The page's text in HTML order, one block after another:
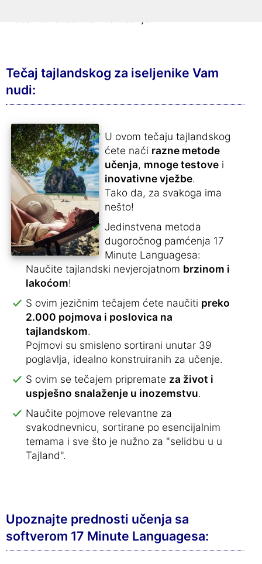
Tečaj tajlandskog za iseljenike Vam
nudi:
U ovom tečaju tajlandskog
ćete naći razne metode
učenja, mnoge testove i
inovativne vježbe.
Tako da, za svakoga ima
nešto!
Jedinstvena metoda
dugoročnog pamćenja 17
Minute Languagesa:
Naučite tajlandski nevjerojatnom brzinom i
lakoćom!
S ovim jezičnim tečajem ćete naučiti preko
2.000 pojmova i poslovica na
tajlandskom.
Pojmovi su smisleno sortirani unutar 39
poglavlja, idealno konstruiranih za učenje.
S ovim se tečajem pripremate za život i
uspješno snalaženje u inozemstvu.
Naučite pojmove relevantne za
svakodnevnicu, sortirane po esencijalnim
temama i sve što je nužno za "selidbu u u
Tajland".
Upoznajte prednosti učenja sa
softverom 17 Minute Languagesa: